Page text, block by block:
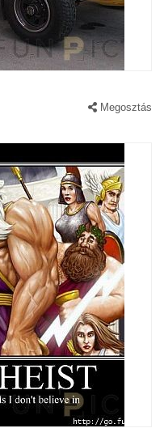
Megosztás